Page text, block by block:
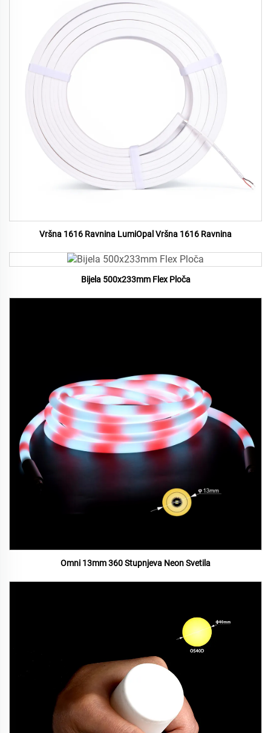
Vršna 1616 Ravnina LumiOpal Vršna 1616 Ravnina
Bijela 500x233mm Flex Ploča
Omni 13mm 360 Stupnjeva Neon Svetila